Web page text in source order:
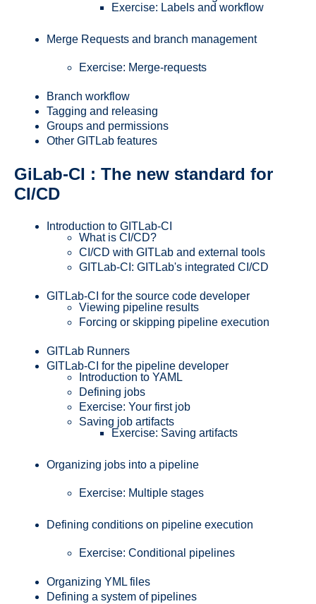
Exercise: Labels and workflow
Merge Requests and branch management
Exercise: Merge-requests
Branch workflow
Tagging and releasing
Groups and permissions
Other GITLab features
GiLab-CI : The new standard for
CI/CD
Introduction to GITLab-CI
What is CI/CD?
CI/CD with GITLab and external tools
GITLab-CI: GITLab's integrated CI/CD
GITLab-CI for the source code developer
Viewing pipeline results
Forcing or skipping pipeline execution
GITLab Runners
GITLab-CI for the pipeline developer
Introduction to YAML
Defining jobs
Exercise: Your first job
Saving job artifacts
Exercise: Saving artifacts
Organizing jobs into a pipeline
Exercise: Multiple stages
Defining conditions on pipeline execution
Exercise: Conditional pipelines
Organizing YML files
Defining a system of pipelines